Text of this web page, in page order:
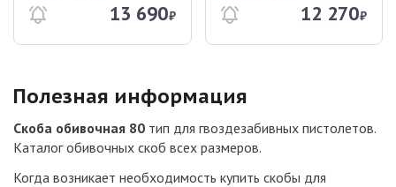
13 690₽ 12 270₽
Полезная информация
Скоба обивочная 80 тип для гвоздезабивных пистолетов.
Каталог обивочных скоб всех размеров.
Когда возникает необходимость купить скобы для